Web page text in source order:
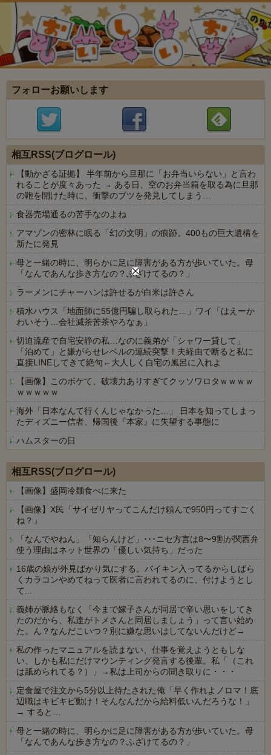
フォローお願いします
相互RSS(ブログロール)
【動かざる証拠】 半年前から旦那に「お弁当いらない」と言わ
れることが度々あった → ある日、空のお弁当箱を取る為に旦那
の鞄を開けた時に、衝撃のブツを発見してしまう…
食器売場通るの苦手なのよね
アマゾンの密林に眠る「幻の文明」の痕跡。400もの巨大遺構を
新たに発見
母と一緒の時に、明らかに足に障害がある方が歩いていた。母
「なんであんな歩き方なの？ふざけてるの？」
ラーメンにチャーハンは許せるが白米は許さん
積水ハウス「地面師に55億円騙し取られた…」ワイ「はえーか
わいそう…会社滅茶苦茶やろなぁ」
切迫流産で自宅安静の私…なのに義弟が「シャワー貸して」
「泊めて」と嫌がらせレベルの連続突撃！夫経由で断ると私に
直接LINEしてきて絶句←大人しく自宅の風呂に入れよ
【画像】このボケて、破壊力ありすぎてクッソワロタｗｗｗｗ
ｗｗｗｗｗ
海外「日本なんて行くんじゃなかった…」 日本を知ってしまっ
たディズニー信者、帰国後『本家』に失望する事態に
ハムスターの日
相互RSS(ブログロール)
【画像】盛岡冷麺食べに来た
【画像】X民「サイゼリヤってこんだけ頼んで950円ってすごく
ね？」
「なんでやねん」「知らんけど」･･･ニセ方言は8〜9割が関西弁
使う理由はネット世界の「優しい気持ち」だった
16歳の娘が外見ばかり気にする。バイキン入ってるからしばら
くカラコンやめてねって医者に言われてるのに、付けようとし
て...
義姉が脈絡もなく「今まで嫁子さんが同居で辛い思いをしてき
たのだから、私達がトメさんと同居しましょう」って言い始め
た。ん？なんだこいつ？別に嫌な思いはしてないんだけど→
私の作ったマニュアルを読まない、仕事を覚えようともしな
い、しかも私にだけマウンティング発言する後輩。私「（これ
は舐められてる？）」→私は上司からの聞き取りに・・・
定食屋で注文から5分以上待たされた俺「早く作れよノロマ！底
辺職はキビキビ動け！そんなんだから給料低いんだろうな！」
→ すると…
母と一緒の時に、明らかに足に障害がある方が歩いていた。母
「なんであんな歩き方なの？ふざけてるの？」